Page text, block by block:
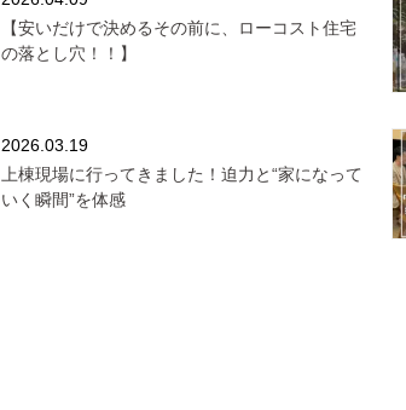
【安いだけで決めるその前に、ローコスト住宅
の落とし穴！！】
2026.03.19
上棟現場に行ってきました！迫力と“家になって
いく瞬間”を体感